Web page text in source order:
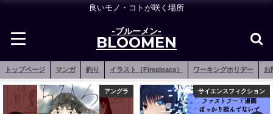
良いモノ・コトが咲く場所
-ブルーメン-
BLOOMEN
トップページ マンガ 釣り イラスト（Firealpaca） ワーキングホリデー お
サイエンスフィクション 雑記